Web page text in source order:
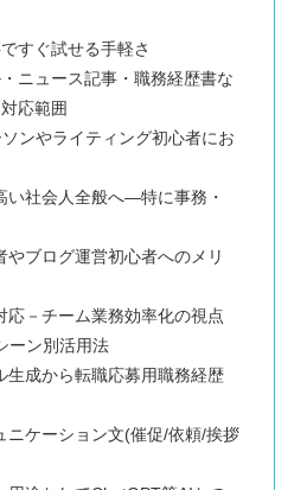
すぐ試せる手軽さ
ニュース記事・職務経歴書な
応範囲
ンやライティング初心者にお
い社会人全般へ―特に事務・
ブログ運営初心者へのメリ
応－チーム業務効率化の視点
ーン別活用法
生成から転職応募用職務経歴
ニケーション文(催促/依頼/挨拶